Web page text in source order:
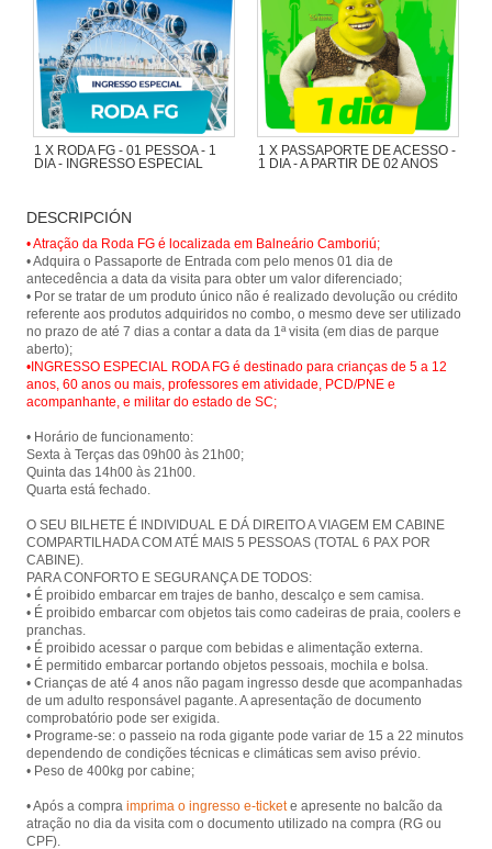
1 X RODA FG - 01 PESSOA - 1
DIA - INGRESSO ESPECIAL
1 X PASSAPORTE DE ACESSO -
1 DIA - A PARTIR DE 02 ANOS
DESCRIPCIÓN
• Atração da Roda FG é localizada em Balneário Camboriú;
• Adquira o Passaporte de Entrada com pelo menos 01 dia de
antecedência a data da visita para obter um valor diferenciado;
• Por se tratar de um produto único não é realizado devolução ou crédito
referente aos produtos adquiridos no combo, o mesmo deve ser utilizado
no prazo de até 7 dias a contar a data da 1ª visita (em dias de parque
•INGRESSO ESPECIAL RODA FG é destinado para crianças de 5 a 12
anos, 60 anos ou mais, professores em atividade, PCD/PNE e
acompanhante, e militar do estado de SC;
• Horário de funcionamento:
Sexta à Terças das 09h00 às 21h00;
Quinta das 14h00 às 21h00.
Quarta está fechado.
O SEU BILHETE É INDIVIDUAL E DÁ DIREITO A VIAGEM EM CABINE
COMPARTILHADA COM ATÉ MAIS 5 PESSOAS (TOTAL 6 PAX POR
CABINE).
PARA CONFORTO E SEGURANÇA DE TODOS:
• É proibido embarcar em trajes de banho, descalço e sem camisa.
• É proibido embarcar com objetos tais como cadeiras de praia, coolers e
pranchas.
• É proibido acessar o parque com bebidas e alimentação externa.
• É permitido embarcar portando objetos pessoais, mochila e bolsa.
• Crianças de até 4 anos não pagam ingresso desde que acompanhadas
de um adulto responsável pagante. A apresentação de documento
comprobatório pode ser exigida.
• Programe-se: o passeio na roda gigante pode variar de 15 a 22 minutos
dependendo de condições técnicas e climáticas sem aviso prévio.
• Peso de 400kg por cabine;
• Após a compra imprima o ingresso e-tickete apresente no balcão da
atração no dia da visita com o documento utilizado na compra (RG ou